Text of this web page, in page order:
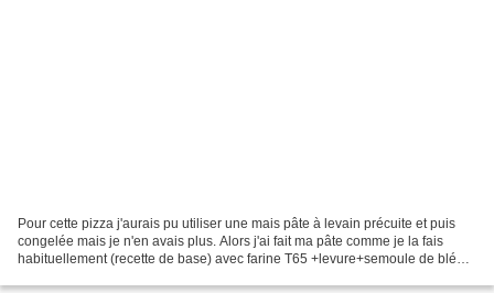
Pour cette pizza j'aurais pu utiliser une mais pâte à levain précuite et puis
congelée mais je n'en avais plus. Alors j'ai fait ma pâte comme je la fais
habituellement (recette de base) avec farine T65 +levure+semoule de blé